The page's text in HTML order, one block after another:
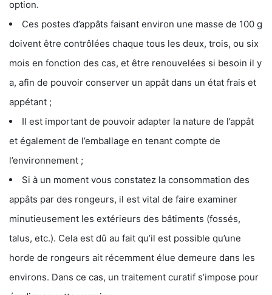
option.
Ces postes d’appâts faisant environ une masse de 100 g
doivent être contrôlées chaque tous les deux, trois, ou six
mois en fonction des cas, et être renouvelées si besoin il y
a, afin de pouvoir conserver un appât dans un état frais et
appétant ;
Il est important de pouvoir adapter la nature de l’appât
et également de l’emballage en tenant compte de
l’environnement ;
Si à un moment vous constatez la consommation des
appâts par des rongeurs, il est vital de faire examiner
minutieusement les extérieurs des bâtiments (fossés,
talus, etc.). Cela est dû au fait qu’il est possible qu’une
horde de rongeurs ait récemment élue demeure dans les
environs. Dans ce cas, un traitement curatif s’impose pour